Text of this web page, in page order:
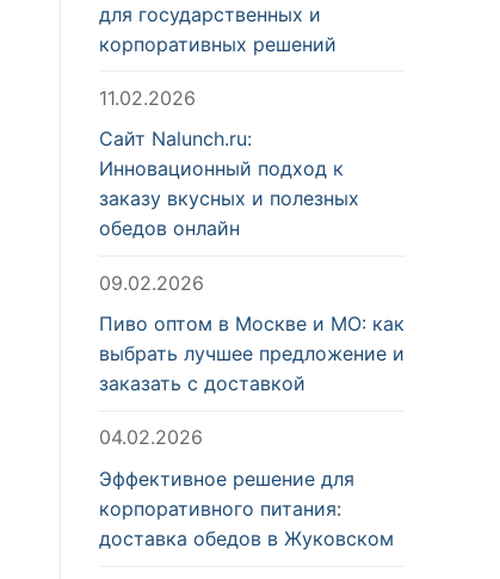
для государственных и
корпоративных решений
11.02.2026
Сайт Nalunch.ru:
Инновационный подход к
заказу вкусных и полезных
обедов онлайн
09.02.2026
Пиво оптом в Москве и МО: как
выбрать лучшее предложение и
заказать с доставкой
04.02.2026
Эффективное решение для
корпоративного питания:
доставка обедов в Жуковском